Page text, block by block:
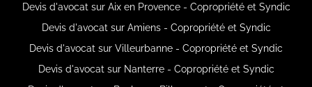
Devis d'avocat sur Aix en Provence - Copropriété et Syndic
Devis d'avocat sur Amiens - Copropriété et Syndic
Devis d'avocat sur Villeurbanne - Copropriété et Syndic
Devis d'avocat sur Nanterre - Copropriété et Syndic